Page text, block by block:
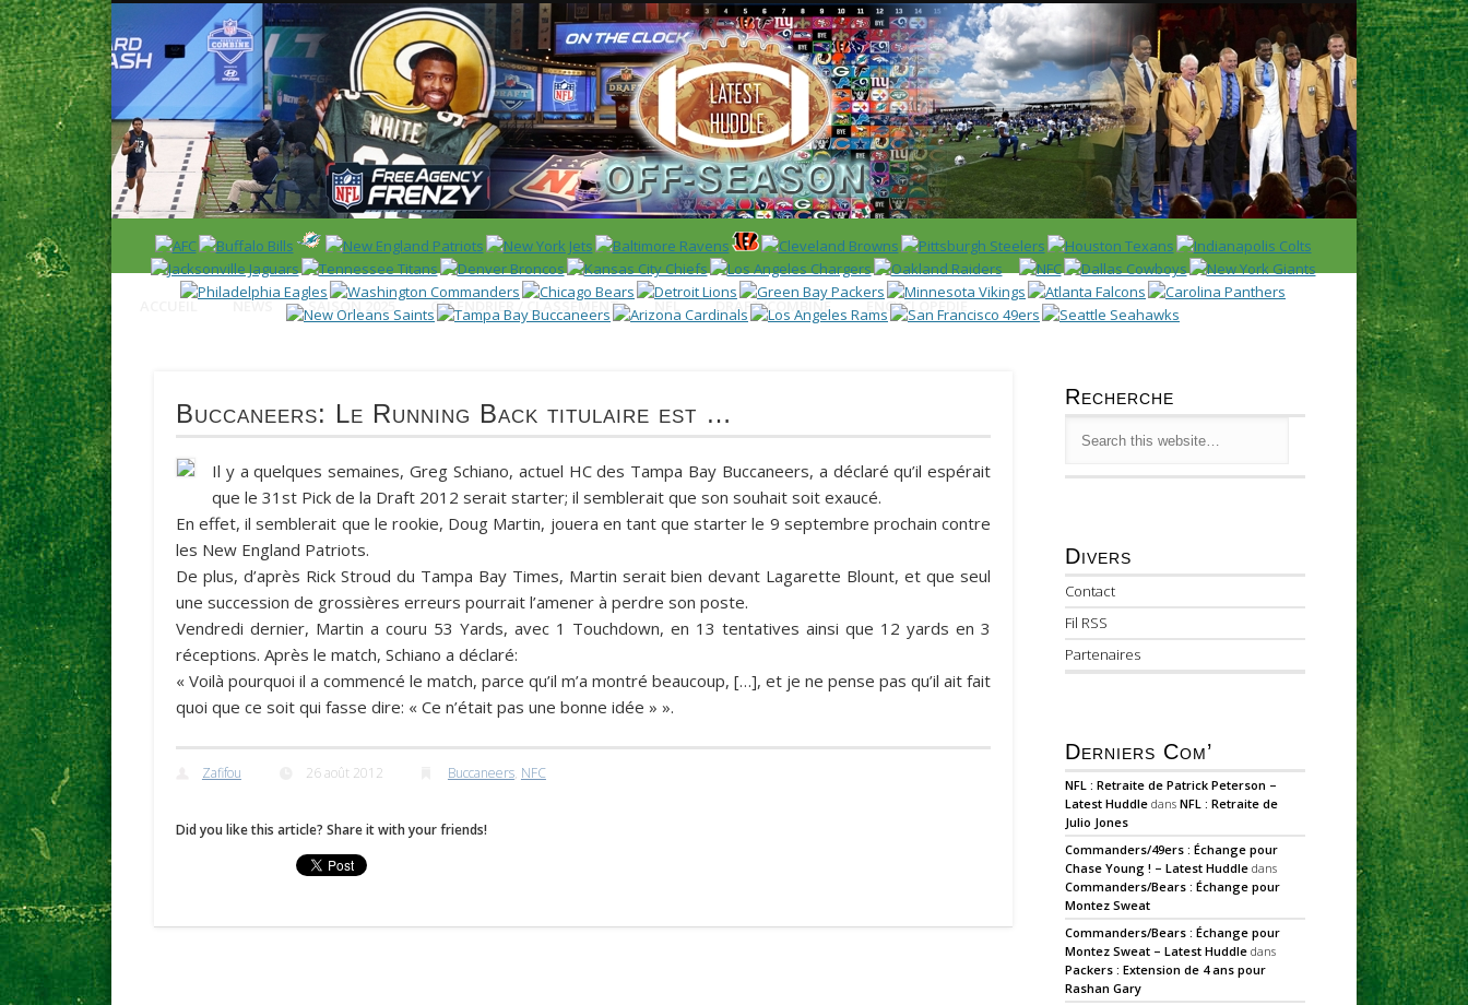
Latest
News en français sur la NFL et le Football Américain (Foot US)
NEWS SAISON 2025 CALENDRIER / CLASSEMENT NFL DRAFT/COMBINE ENCYCLOPÉDIE
Buccaneers: Le Running Back titulaire est …
Il y a quelques semaines,Greg Schiano, actuel HC des Tampa Bay Buccaneers, a déclaré qu’il espérait
que le 31st Pick de la Draft 2012 serait starter; il semblerait que son souhait soit exaucé.
En effet, il semblerait que le rookie, Doug Martin, jouera en tant que starter le 9 septembre prochain contre
les New England Patriots.
De plus, d’après Rick Stroud du Tampa Bay Times, Martin serait bien devant Lagarette Blount, et que seul
une succession de grossières erreurs pourrait l’amener à perdre son poste.
Vendredi dernier, Martin a couru 53 Yards, avec 1 Touchdown, en 13 tentatives ainsi que 12 yards en 3
réceptions. Après le match, Schiano a déclaré:
« Voilà pourquoi il a commencé le match, parce qu’il m’a montré beaucoup, […], et je ne pense pas qu’il ait fait
quoi que ce soit qui fasse dire: « Ce n’était pas une bonne idée » ».
Zafifou 26 août 2012 Buccaneers, NFC
Did you like this article? Share it with your friends!
Recherche
Divers
Contact
Fil RSS
Partenaires
Derniers Com’
NFL : Retraite de Patrick Peterson –
Latest Huddle dansNFL : Retraite de
Julio Jones
Commanders/49ers : Échange pour
Chase Young ! – Latest Huddle dans
Commanders/Bears : Échange pour
Montez Sweat
Commanders/Bears : Échange pour
Montez Sweat – Latest Huddle dans
Packers : Extension de 4 ans pour
Rashan Gary